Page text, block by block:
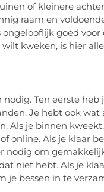
of kleinere
raam en
goed voor
kweken, is hier
Ten eerste
Je hebt ook wat
Als je binnen
online. Als je klaar
nodig om
niet hebt. Als je
je bessen in te